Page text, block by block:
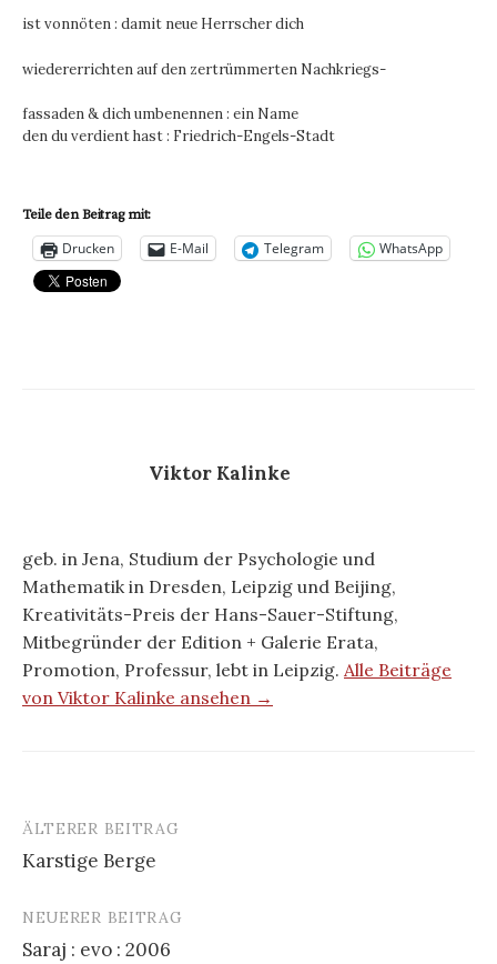
ist vonnöten : damit neue Herrscher dich
wiedererrichten auf den zertrümmerten Nachkriegs-
fassaden & dich umbenennen : ein Name
den du verdient hast : Friedrich-Engels-Stadt
Teile den Beitrag mit:
Drucken E-Mail Telegram WhatsApp
Viktor Kalinke
geb. in Jena, Studium der Psychologie und
Mathematik in Dresden, Leipzig und Beijing,
Kreativitäts-Preis der Hans-Sauer-Stiftung,
Mitbegründer der Edition + Galerie Erata,
Promotion, Professur, lebt in Leipzig. Alle Beiträge
von Viktor Kalinke ansehen →
Beitrags-
Navigation
ÄLTERER BEITRAG
Karstige Berge
NEUERER BEITRAG
Saraj : evo : 2006